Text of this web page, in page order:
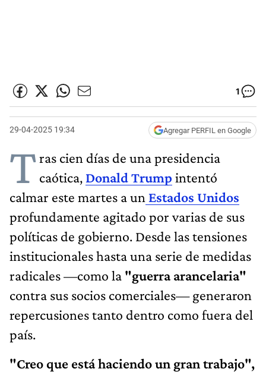
1
29-04-2025 19:34 Agregar PERFIL en Google
Tras cien días de una presidencia
caótica, Donald Trump intentó
calmar este martes a un Estados Unidos
profundamente agitado por varias de sus
políticas de gobierno. Desde las tensiones
institucionales hasta una serie de medidas
radicales —como la "guerra arancelaria"
contra sus socios comerciales— generaron
repercusiones tanto dentro como fuera del
país.
"Creo que está haciendo un gran trabajo",